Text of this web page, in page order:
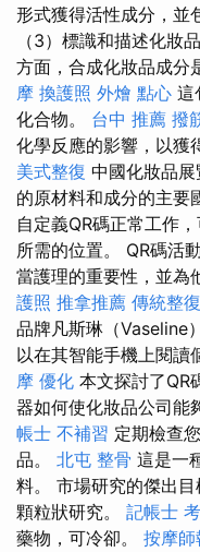
形式獲得活性成分，並
（3）標識和描述化妝
方面，合成化妝品成分
摩 換護照 外燴 點心 這
化合物。 台中 推薦 撥
化學反應的影響，以獲
美式整復 中國化妝品
的原材料和成分的主要
自定義QR碼正常工作
所需的位置。 QR碼活
當護理的重要性，並為
護照 推拿推薦 傳統整
品牌凡斯琳（Vaseline
以在其智能手機上閱讀
摩 優化 本文探討了QR
器如何使化妝品公司能
帳士 不補習 定期檢查
品。 北屯 整骨 這是一
料。 市場研究的傑出
顆粒狀研究。 記帳士
藥物，可冷卻。 按摩師